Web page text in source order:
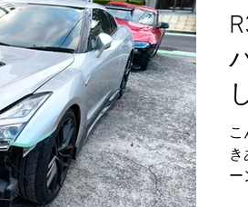
Other category 中古車
AUDI AUDI ポルシェ
こ
き
ー